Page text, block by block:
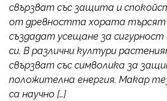
свързват със защита и
от древността хората търсят
създадат усещане за
си. В различни култури
свързват със символика за
положителна енергия. Макар
са научно […]